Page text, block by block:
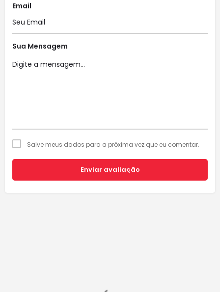
Email
Sua Mensagem
Salve meus dados para a próxima vez que eu comentar.
Enviar avaliação